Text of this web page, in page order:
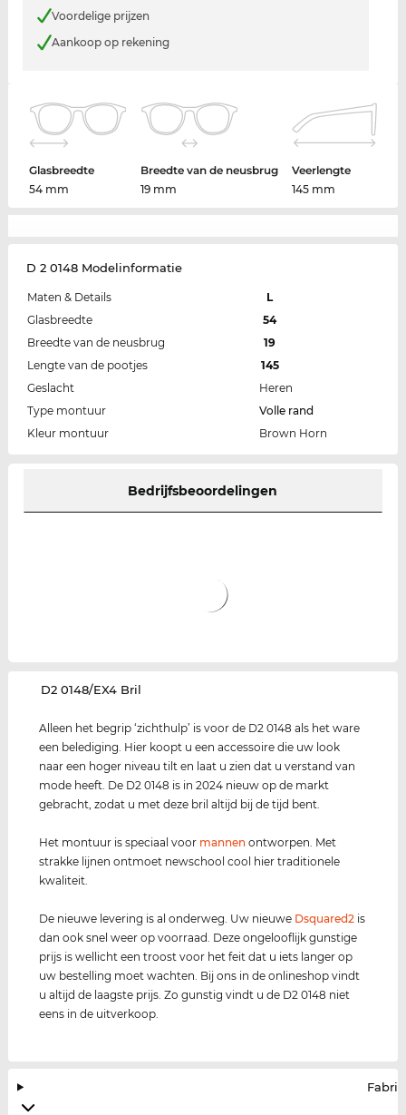
Voordelige prijzen
Aankoop op rekening
Glasbreedte
54 mm
Breedte van de neusbrug
19 mm
Veerlengte
145 mm
D 2 0148 Modelinformatie
Maten & Details
L
Glasbreedte
54
Breedte van de neusbrug
19
Lengte van de pootjes
145
Geslacht
Heren
Type montuur
Volle rand
Kleur montuur
Brown Horn
Bedrijfsbeoordelingen
‌D2 0148/EX4 Bril
Alleen het begrip ‘zichthulp’ is voor de D2 0148 als het ware
een belediging. Hier koopt u een accessoire die uw look
naar een hoger niveau tilt en laat u zien dat u verstand van
mode heeft. De D2 0148 is in 2024 nieuw op de markt
gebracht, zodat u met deze bril altijd bij de tijd bent.
Het montuur is speciaal voor mannen ontworpen. Met
strakke lijnen ontmoet newschool cool hier traditionele
kwaliteit.
De nieuwe levering is al onderweg. Uw nieuwe Dsquared2 is
dan ook snel weer op voorraad. Deze ongelooflijk gunstige
prijs is wellicht een troost voor het feit dat u iets langer op
uw bestelling moet wachten. Bij ons in de onlineshop vindt
u altijd de laagste prijs. Zo gunstig vindt u de D2 0148 niet
eens in de uitverkoop.